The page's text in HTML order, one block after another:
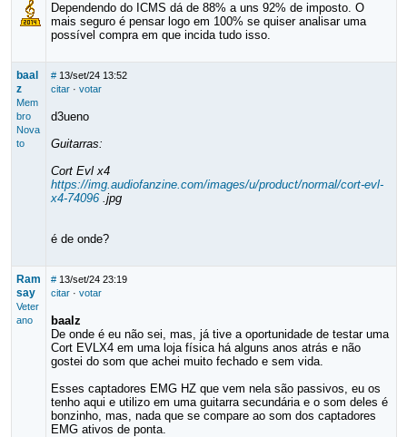
Dependendo do ICMS dá de 88% a uns 92% de imposto. O
mais seguro é pensar logo em 100% se quiser analisar uma
possível compra em que incida tudo isso.
baal
z
Mem
bro
Nova
to
# 13/set/24 13:52
citar· votar
d3ueno
Guitarras:
Cort Evl x4
https://img.audiofanzine.com/images/u/product/normal/cort-evl-
x4-74096 .jpg
é de onde?
Ram
say
Veter
ano
# 13/set/24 23:19
citar· votar
baalz
De onde é eu não sei, mas, já tive a oportunidade de testar uma
Cort EVLX4 em uma loja física há alguns anos atrás e não
gostei do som que achei muito fechado e sem vida.
Esses captadores EMG HZ que vem nela são passivos, eu os
tenho aqui e utilizo em uma guitarra secundária e o som deles é
bonzinho, mas, nada que se compare ao som dos captadores
EMG ativos de ponta.